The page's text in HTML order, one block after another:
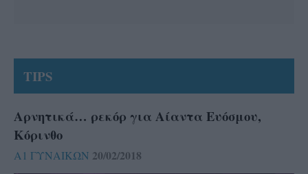
TIPS
Αρνητικά… ρεκόρ για Αίαντα Ευόσμου,
Κόρινθο
Α1 ΓΥΝΑΙΚΩΝ 20/02/2018